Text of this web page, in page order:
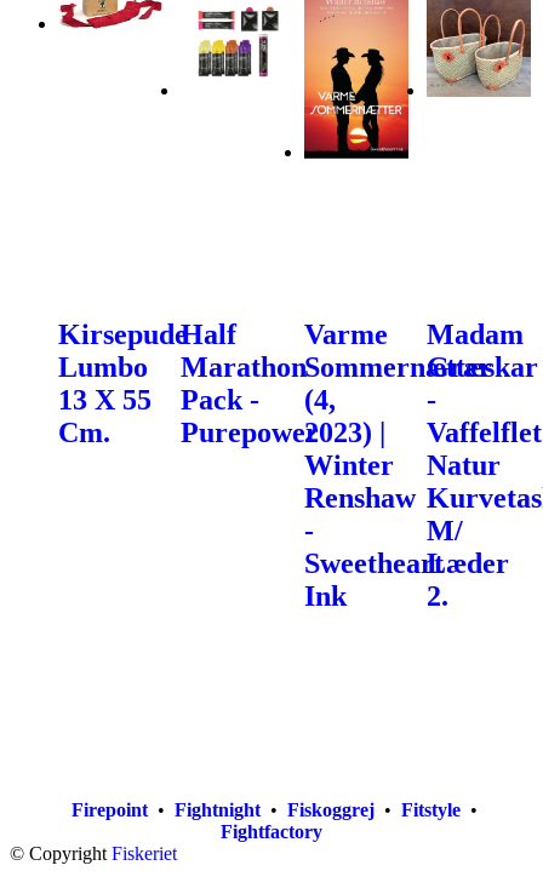
Kirsepude
Lumbo
13 X 55
Cm.
Half
Marathon
Pack -
Purepower
Varme
Sommernætter
(4,
2023) |
Winter
Renshaw
-
Sweetheart
Ink
Madam
Græskar
-
Vaffelflet
Natur
M/
Læder
2.
Firepoint• Fightnight• Fiskoggrej• Fitstyle•
Fightfactory
© Copyright Fiskeriet